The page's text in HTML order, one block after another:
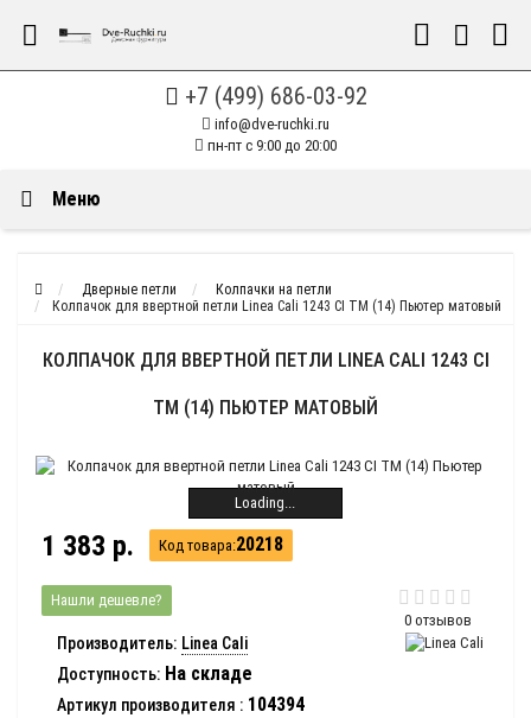
+7 (499) 686-03-92
info@dve-ruchki.ru
пн-пт с 9:00 до 20:00
Меню
Дверные петли
Колпачки на петли
Колпачок для ввертной петли Linea Cali 1243 CI TM (14) Пьютер матовый
КОЛПАЧОК ДЛЯ ВВЕРТНОЙ ПЕТЛИ LINEA CALI 1243 CI
TM (14) ПЬЮТЕР МАТОВЫЙ
Loading...
0 отзывов
1 383 р. Код товара:20218
Нашли дешевле?
Производитель: Linea Cali
Доступность: На складе
Артикул производителя : 104394